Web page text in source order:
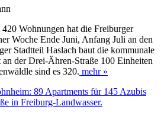
420 Wohnungen hat die Freiburger
Woche Ende Juni, Anfang Juli an den
Stadtteil Haslach baut die kommunale
an der Drei-Ähren-Straße 100 Einheiten
sind es 320. mehr »